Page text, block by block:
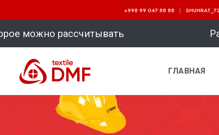
+998 99 047 88 88
Рабочая спецодежда
ГЛАВНАЯ